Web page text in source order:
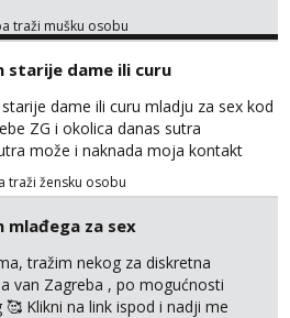
i nadji me tamo, cekam te!
traži mušku osobu
starije dame ili curu
dame ili curu mladju za sex kod
ZG i okolica danas sutra
može i naknada moja kontakt
SMS poziv prednosti imaju starije
794
traži žensku osobu
mlađega za sex
tražim nekog za diskretna
van Zagreba , po mogućnosti
🥰 Klikni na link ispod i nadji me